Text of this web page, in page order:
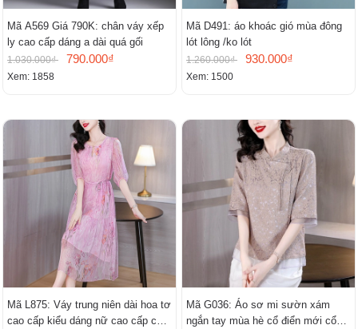
Mã A569 Giá 790K: chân váy xếp
ly cao cấp dáng a dài quá gối
1.030.000₫ 790.000₫
Xem: 1858
Mã D491: áo khoác gió mùa đông
lót lông /ko lót
1.260.000₫ 930.000₫
Xem: 1500
Mã L875: Váy trung niên dài hoa tơ
cao cấp kiểu dáng nữ cao cấp cao
Mã G036: Áo sơ mi sườn xám
ngắn tay mùa hè cổ điển mới cổ